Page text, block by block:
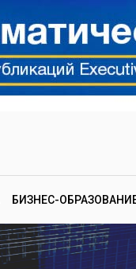
БИЗНЕС-